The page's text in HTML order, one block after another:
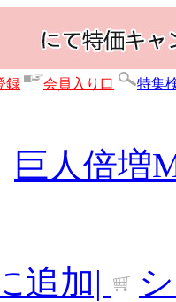
録 会員入り口 特集
巨人倍増
追加|